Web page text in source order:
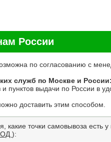
России
по согласованию с
служб по Москве и России:
пунктов выдачи по России в
доставить этим способом.
какие точки самовывоза есть у
):